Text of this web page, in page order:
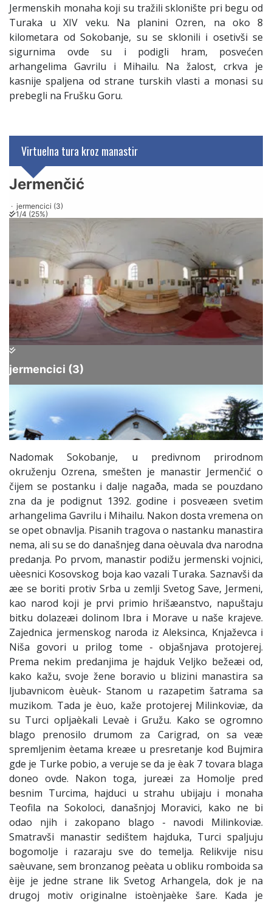
Jermenskih monaha koji su tražili sklonište pri begu od
Turaka u XIV veku. Na planini Ozren, na oko 8
kilometara od Sokobanje, su se sklonili i osetivši se
sigurnima ovde su i podigli hram, posvećen
arhangelima Gavrilu i Mihailu. Na žalost, crkva je
kasnije spaljena od strane turskih vlasti a monasi su
prebegli na Frušku Goru.
Virtuelna tura kroz manastir
Nadomak Sokobanje, u predivnom prirodnom
okruženju Ozrena, smešten je manastir Jermenčić o
čijem se postanku i dalje nagaða, mada se pouzdano
zna da je podignut 1392. godine i posveæen svetim
arhangelima Gavrilu i Mihailu. Nakon dosta vremena on
se opet obnavlja. Pisanih tragova o nastanku manastira
nema, ali su se do današnjeg dana oèuvala dva narodna
predanja. Po prvom, manastir podižu jermenski vojnici,
uèesnici Kosovskog boja kao vazali Turaka. Saznavši da
æe se boriti protiv Srba u zemlji Svetog Save, Jermeni,
kao narod koji je prvi primio hrišæanstvo, napuštaju
bitku dolazeæi dolinom Ibra i Morave u naše krajeve.
Zajednica jermenskog naroda iz Aleksinca, Knjaževca i
Niša govori u prilog tome - objašnjava protojerej.
Prema nekim predanjima je hajduk Veljko bežeæi od,
kako kažu, svoje žene boravio u blizini manastira sa
ljubavnicom èuèuk- Stanom u razapetim šatrama sa
muzikom. Tada je èuo, kaže protojerej Milinkoviæ, da
su Turci opljaèkali Levaè i Gružu. Kako se ogromno
blago prenosilo drumom za Carigrad, on sa veæ
spremljenim èetama kreæe u presretanje kod Bujmira
gde je Turke pobio, a veruje se da je èak 7 tovara blaga
doneo ovde. Nakon toga, jureæi za Homolje pred
besnim Turcima, hajduci u strahu ubijaju i monaha
Teofila na Sokoloci, današnjoj Moravici, kako ne bi
odao njih i zakopano blago - navodi Milinkoviæ.
Smatravši manastir sedištem hajduka, Turci spaljuju
bogomolje i razaraju sve do temelja. Relikvije nisu
saèuvane, sem bronzanog peèata u obliku romboida sa
èije je jedne strane lik Svetog Arhangela, dok je na
drugoj motiv originalne istoènjaèke šare. Kada je